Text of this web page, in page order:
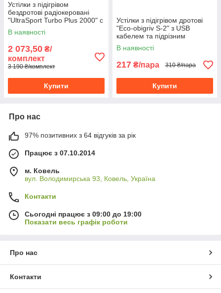
Устілки з підігрівом
бездротові радіокеровані
"UltraSport Turbo Plus 2000" c
цифровим пультом 35-60 °C
L
В наявності
2 073,50 ₴/
комплект
3 190 ₴/комплект
Купити
Устілки з підігрівом дротові
"Eco-obigriv S-2" з USB
кабелем та підрізним
розміром 35-46 без
Powerbank
В наявності
217 ₴/пара 310 ₴/пара
Купити
Про нас
97% позитивних з 64 відгуків за рік
Працює з 07.10.2014
м. Ковель
вул. Володимирська 93, Ковель, Україна
Контакти
Сьогодні працює з 09:00 до 19:00
Показати весь графік роботи
Про нас
Контакти